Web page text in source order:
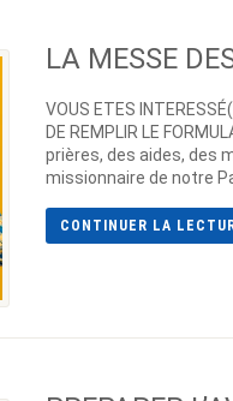
LA MESSE
VOUS ETES
DE REMPLIR LE
prières, des aides, des
missionnaire de notre
CONTINUER LA